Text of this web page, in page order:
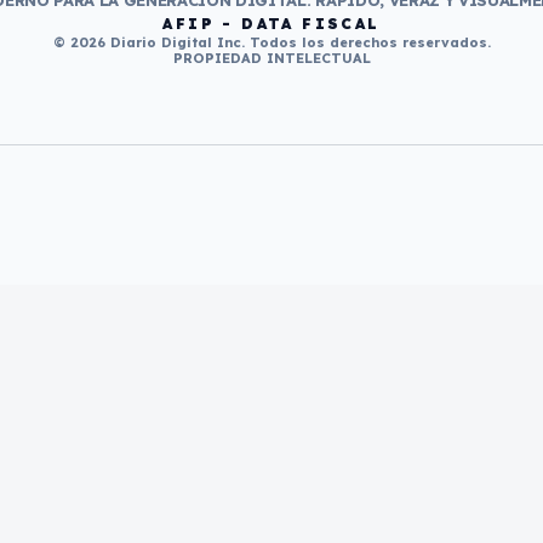
AFIP - DATA FISCAL
© 2026 Diario Digital Inc. Todos los derechos reservados.
PROPIEDAD INTELECTUAL